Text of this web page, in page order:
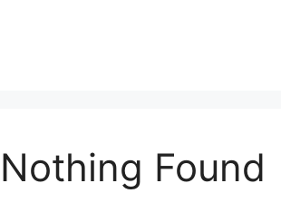
Nothing Found